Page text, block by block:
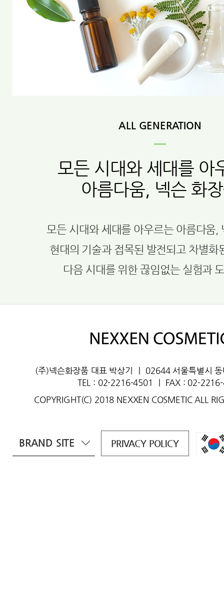
ALL GENERATION
모든 시대와 세대를 아
아름다움, 넥슨 화
모든 시대와 세대를 아우르는 아름다움,
현대의 기술과 접목된 발전되고 차별화
다음 시대를 위한 끊임없는 실험과
(주)넥슨화장품 대표 박상기
02644 서울특별시
TEL : 02-2216-4501
FAX : 02-
COPYRIGHT(C) 2018 NEXXEN COSMETIC ALL
BRAND SITE PRIVACY POLICY